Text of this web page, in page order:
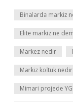
Binalarda markiz
Elite markiz ne
Markez nedir
Markiz koltuk nedir
Mimari projede